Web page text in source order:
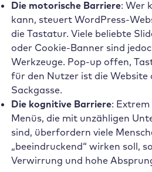
Die motorische Barriere: Wer
kann, steuert WordPress-
die Tastatur. Viele beliebte
oder Cookie-Banner sind
Werkzeuge. Pop-up offen,
für den Nutzer ist die Website
Sackgasse.
Die kognitive Barriere:
Menüs, die mit unzähligen
sind, überfordern viele
„beeindruckend“ wirken soll,
Verwirrung und hohe